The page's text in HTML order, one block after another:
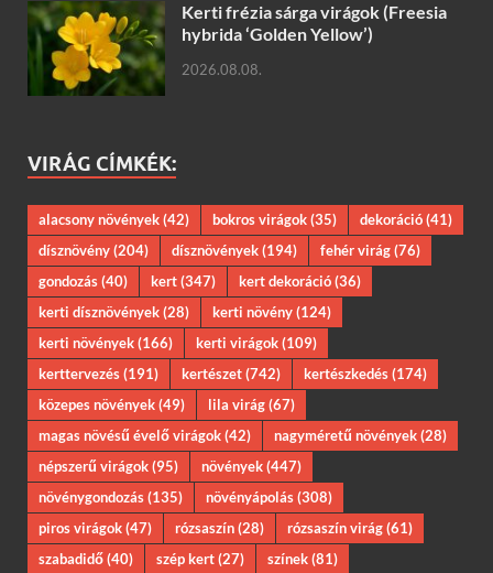
Kerti frézia sárga virágok (Freesia
hybrida ‘Golden Yellow’)
2026.08.08.
VIRÁG CÍMKÉK:
alacsony növények(42) bokros virágok(35) dekoráció(41)
dísznövény(204) dísznövények(194) fehér virág(76)
gondozás(40) kert(347) kert dekoráció(36)
kerti dísznövények(28) kerti növény(124)
kerti növények(166) kerti virágok(109)
kerttervezés(191) kertészet(742) kertészkedés(174)
közepes növények(49) lila virág(67)
magas növésű évelő virágok(42) nagyméretű növények(28)
népszerű virágok(95) növények(447)
növénygondozás(135) növényápolás(308)
piros virágok(47) rózsaszín(28) rózsaszín virág(61)
szabadidő(40) szép kert(27) színek(81)